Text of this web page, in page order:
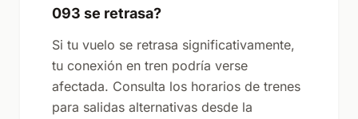
093 se retrasa?
Si tu vuelo se retrasa significativamente,
tu conexión en tren podría verse
afectada. Consulta los horarios de trenes
para salidas alternativas desde la